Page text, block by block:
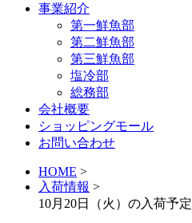
事業紹介
第一鮮魚部
第二鮮魚部
第三鮮魚部
塩冷部
総務部
会社概要
ショッピングモール
お問い合わせ
HOME >
入荷情報 >
10月20日（火）の入荷予定